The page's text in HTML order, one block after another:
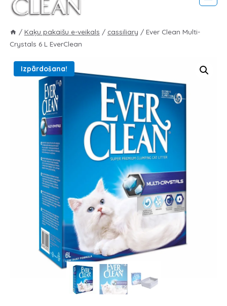
/ Kaķu pakaišu e-veikals / cassiliary / Ever Clean Multi-
Crystals 6 L EverClean
Izpārdošana!